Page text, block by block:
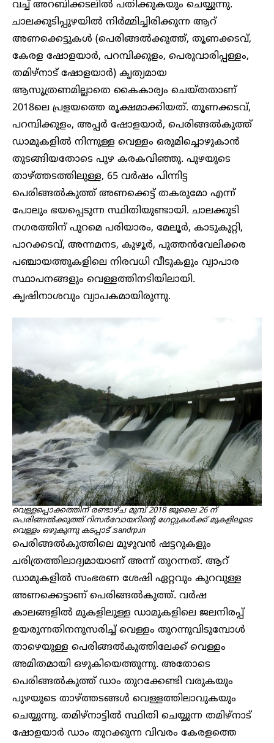
വച്ച് അറബിക്കടലിൽ പതിക്കുകയും ചെയ്യുന്നു.
ചാലക്കുടിപ്പുഴയിൽ നിർമ്മിച്ചിരിക്കുന്ന ആറ്
അണക്കെട്ടുകൾ (പെരിങ്ങൽക്കുത്ത്, തൂണക്കടവ്,
കേരള ഷോളയാർ, പറമ്പിക്കുളം, പെരുവാരിപ്പള്ളം,
തമിഴ്നാട് ഷോളയാർ) കൃത്യമായ
ആസൂത്രണമില്ലാതെ കൈകാര്യം ചെയ്തതാണ്
2018ലെ പ്രളയത്തെ രൂക്ഷമാക്കിയത്. തൂണക്കടവ്,
പറമ്പിക്കുളം, അപ്പർ ഷോളയാർ, പെരിങ്ങൽകുത്ത്
ഡാമുകളിൽ നിന്നുള്ള വെള്ളം ഒരുമിച്ചൊഴുകാൻ
തുടങ്ങിയതോടെ പുഴ കരകവിഞ്ഞു. പുഴയുടെ
താഴ്ത്തടത്തിലുള്ള, 65 വർഷം പിന്നിട്ട
പെരിങ്ങൽകുത്ത് അണക്കെട്ട് തകരുമോ എന്ന്
പോലും ഭയപ്പെടുന്ന സ്ഥിതിയുണ്ടായി. ചാലക്കുടി
നഗരത്തിന് പുറമെ പരിയാരം, മേലൂർ, കാടുകുറ്റി,
പാറക്കടവ്, അന്നമനട, കുഴൂർ, പുത്തൻവേലിക്കര
പഞ്ചായത്തുകളിലെ നിരവധി വീടുകളും വ്യാപാര
സ്ഥാപനങ്ങളും വെള്ളത്തിനടിയിലായി.
കൃഷിനാശവും വ്യാപകമായിരുന്നു.
വെള്ളപ്പൊക്കത്തിന് രണ്ടാഴ്ച മുമ്പ് 2018 ജൂലൈ 26 ന്
പെരിങ്ങൽക്കുത്ത് റിസർവോയറിൻ്റെ ഗേറ്റുകൾക്ക് മുകളിലൂടെ
വെള്ളം ഒഴുകുന്നു കടപ്പാട് :sandrp.in
പെരിങ്ങൽകുത്തിലെ മുഴുവൻ ഷട്ടറുകളും
ചരിത്രത്തിലാദ്യമായാണ് അന്ന് തുറന്നത്. ആറ്
ഡാമുകളിൽ സംഭരണ ശേഷി ഏറ്റവും കുറവുള്ള
അണക്കെട്ടാണ് പെരിങ്ങൽകുത്ത്. വർഷ
കാലങ്ങളിൽ മുകളിലുള്ള ഡാമുകളിലെ ജലനിരപ്പ്
ഉയരുന്നതിനനുസരിച്ച് വെള്ളം തുറന്നുവിടുമ്പോൾ
താഴെയുള്ള പെരിങ്ങൽകുത്തിലേക്ക് വെള്ളം
അമിതമായി ഒഴുകിയെത്തുന്നു. അതോടെ
പെരിങ്ങൽകുത്ത് ഡാം തുറക്കേണ്ടി വരുകയും
പുഴയുടെ താഴ്ത്തടങ്ങൾ വെള്ളത്തിലാവുകയും
ചെയ്യുന്നു. തമിഴ്നാട്ടിൽ സ്ഥിതി ചെയ്യുന്ന തമിഴ്‌നാട്
ഷോളയാർ ഡാം തുറക്കുന്ന വിവരം കേരളത്തെ